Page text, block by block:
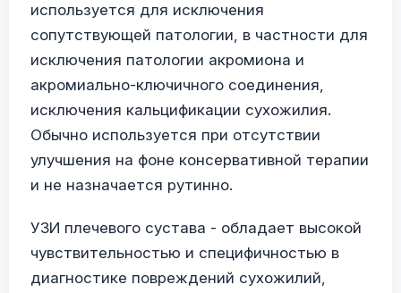
используется для исключения
сопутствующей патологии, в частности для
исключения патологии акромиона и
акромиально-ключичного соединения,
исключения кальцификации сухожилия.
Обычно используется при отсутствии
улучшения на фоне консервативной терапии
и не назначается рутинно.
УЗИ плечевого сустава - обладает высокой
чувствительностью и специфичностью в
диагностике повреждений сухожилий,